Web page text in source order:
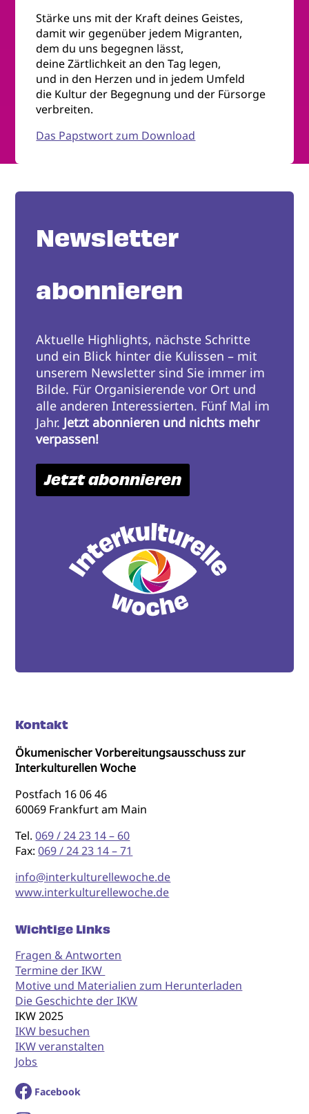
Stärke uns mit der Kraft deines Geistes,
damit wir gegenüber jedem Migranten,
dem du uns begegnen lässt,
deine Zärtlichkeit an den Tag legen,
und in den Herzen und in jedem Umfeld
die Kultur der Begegnung und der Fürsorge
verbreiten.
Das Papstwort zum Download
Newsletter
abonnieren
Aktuelle Highlights, nächste Schritte
und ein Blick hinter die Kulissen – mit
unserem Newsletter sind Sie immer im
Bilde. Für Organisierende vor Ort und
alle anderen Interessierten. Fünf Mal im
Jahr. Jetzt abonnieren und nichts mehr
verpassen!
Jetzt abonnieren
Kontakt
Ökumenischer Vorbereitungsausschuss zur
Interkulturellen Woche
Postfach 16 06 46
60069 Frankfurt am Main
Tel.069 / 24 23 14 – 60
Fax:069 / 24 23 14 – 71
info@interkulturellewoche.de
www.interkulturellewoche.de
Wichtige Links
Fragen & Antworten
Termine der IKW
Motive und Materialien zum Herunterladen
Die Geschichte der IKW
IKW 2025
IKW besuchen
IKW veranstalten
Jobs
Facebook